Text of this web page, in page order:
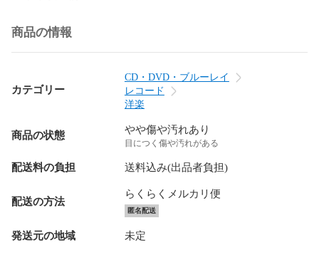
商品の情報
カテゴリー
CD・DVD・ブルーレイ
レコード
洋楽
商品の状態 やや傷や汚れあり
目につく傷や汚れがある
配送料の負担 送料込み(出品者負担)
配送の方法
らくらくメルカリ便
匿名配送
発送元の地域 未定